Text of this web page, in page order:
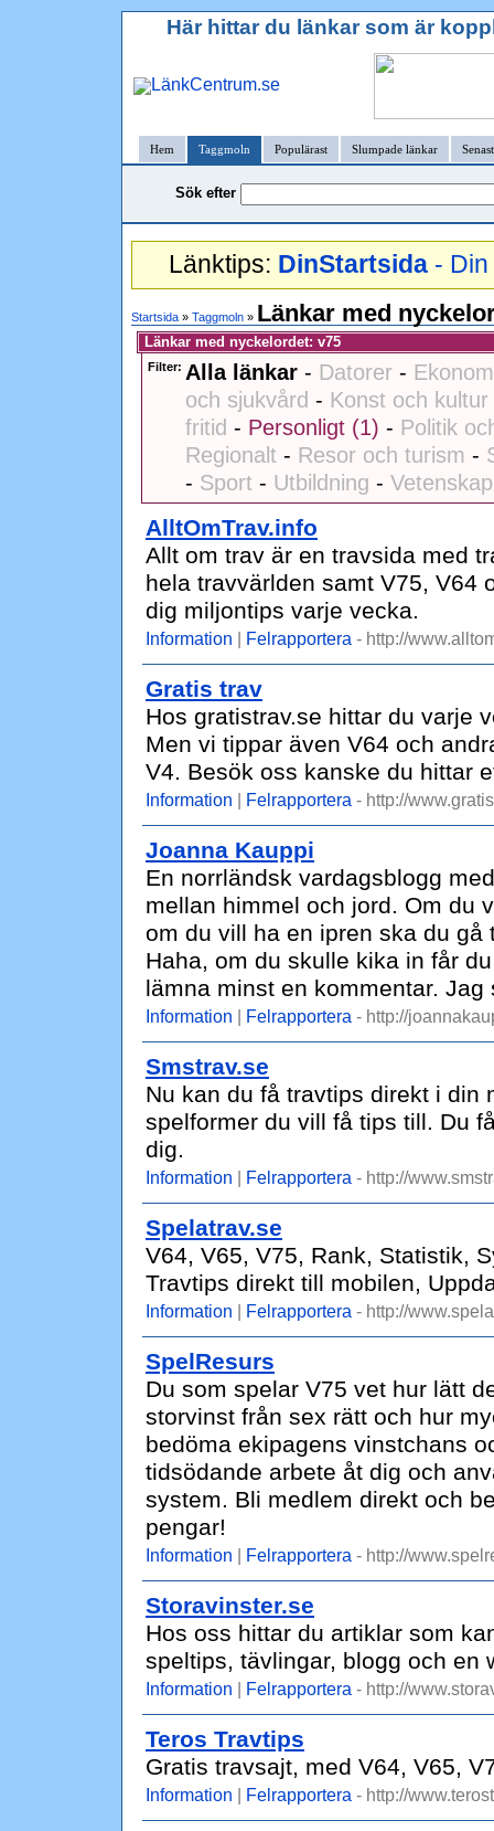
Här hittar du länkar som är
Hem Taggmoln Populärast Slumpade länkar
Sök efter
Länktips: DinStartsida -
Startsida » Taggmoln » Länkar med
Länkar med nyckelordet: v75
Filter: Alla länkar - Datorer -
och sjukvård - Konst och kultur
fritid - Personligt (1) - Politik
Regionalt - Resor och turism -
- Sport - Utbildning -
AlltOmTrav.info
Allt om trav är en travsida med
hela travvärlden samt V75, V64
dig miljontips varje vecka.
Information | Felrapportera - http://
Gratis trav
Hos gratistrav.se hittar du varje
Men vi tippar även V64 och
V4. Besök oss kanske du hittar
Information | Felrapportera - http://
Joanna Kauppi
En norrländsk vardagsblogg
mellan himmel och jord. Om du
om du vill ha en ipren ska du
Haha, om du skulle kika in får
lämna minst en kommentar.
Information | Felrapportera - http://
Smstrav.se
Nu kan du få travtips direkt i din
spelformer du vill få tips till. Du
dig.
Information | Felrapportera - http://
Spelatrav.se
V64, V65, V75, Rank, Statistik,
Travtips direkt till mobilen,
Information | Felrapportera - http://
SpelResurs
Du som spelar V75 vet hur lätt
storvinst från sex rätt och hur
bedöma ekipagens vinstchans
tidsödande arbete åt dig och
system. Bli medlem direkt och
pengar!
Information | Felrapportera - http://
Storavinster.se
Hos oss hittar du artiklar som
speltips, tävlingar, blogg och en
Information | Felrapportera - http://
Teros Travtips
Gratis travsajt, med V64, V65,
Information | Felrapportera - http://